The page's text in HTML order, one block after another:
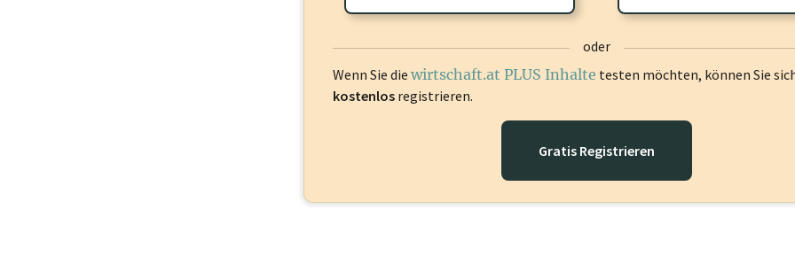
oder
Wenn Sie die wirtschaft.at PLUS Inhalte testen möchten, können Sie
kostenlos registrieren.
Gratis Registrieren